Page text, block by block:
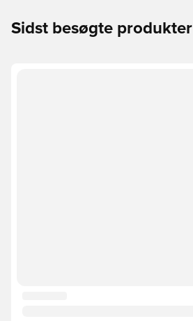
Sidst besøgte produkter